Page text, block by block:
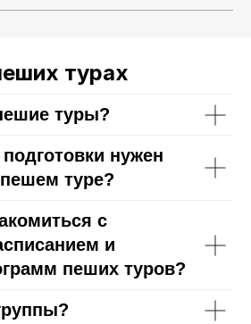
турах
туры?
нужен
туре?
с
и
пеших туров?